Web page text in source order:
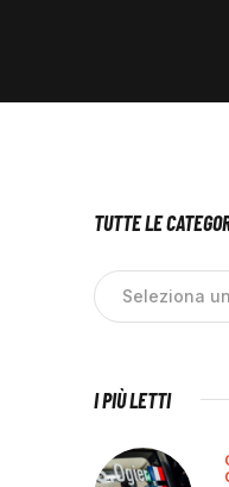
TUTTE LE
I PIÙ LETTI